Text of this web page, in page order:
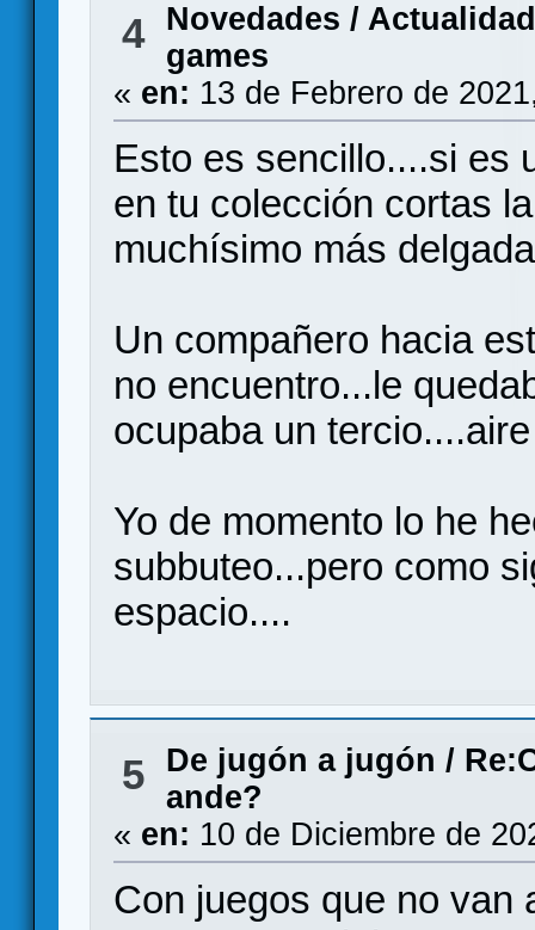
4
Novedades / Actualidad
games
« en: 13 de Febrero de
Esto es sencillo....si es
en tu colección cortas
muchísimo más
Un compañero hacia
no encuentro...le
ocupaba un
Yo de momento lo he
subbuteo...pero como
espacio....
5 De jugón a jugón /
ande?
« en: 10 de Diciembre de
Con juegos que no van